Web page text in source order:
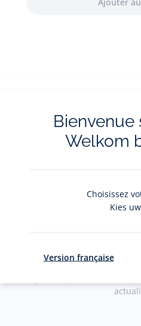
Le service client
à votre écoute
Bienvenue
Welkom
Choisissez
Kies
Version française